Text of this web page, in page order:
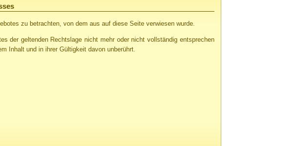
zu betrachten, von dem aus auf diese Seite verwiesen wurde.
der geltenden Rechtslage nicht mehr oder nicht vollständig entsprechen
Inhalt und in ihrer Gültigkeit davon unberührt.